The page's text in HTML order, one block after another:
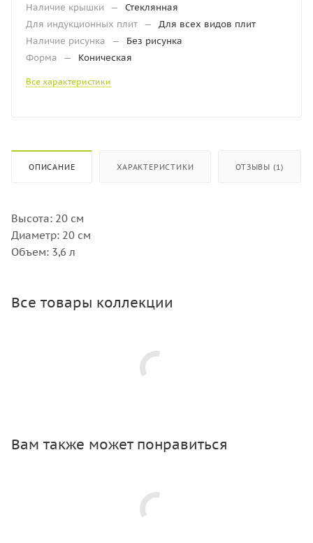
Наличие крышки
—
Стеклянная
Для индукционных плит —
Для всех видов плит
Наличие рисунка
—
Без рисунка
Форма
— Коническая
Все характеристики
ОПИСАНИЕ ХАРАКТЕРИСТИКИ ОТЗЫВЫ (1)
Высота: 20 см
Диаметр: 20 см
Объем: 3,6 л
Все товары коллекции
Вам также может понравиться